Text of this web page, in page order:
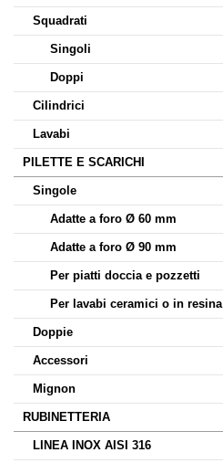
Squadrati
Singoli
Doppi
Cilindrici
Lavabi
PILETTE E SCARICHI
Singole
Adatte a foro Ø 60 mm
Adatte a foro Ø 90 mm
Per piatti doccia e pozzetti
Per lavabi ceramici o in resina
Doppie
Accessori
Mignon
RUBINETTERIA
LINEA INOX AISI 316